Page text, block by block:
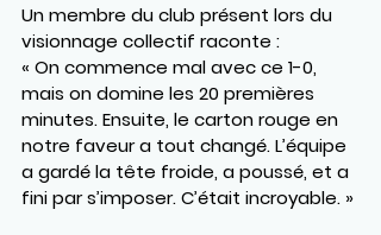
Un membre du club présent lors du
visionnage collectif raconte :
« On commence mal avec ce 1-0,
mais on domine les 20 premières
minutes. Ensuite, le carton rouge en
notre faveur a tout changé. L’équipe
a gardé la tête froide, a poussé, et a
fini par s’imposer. C’était incroyable. »